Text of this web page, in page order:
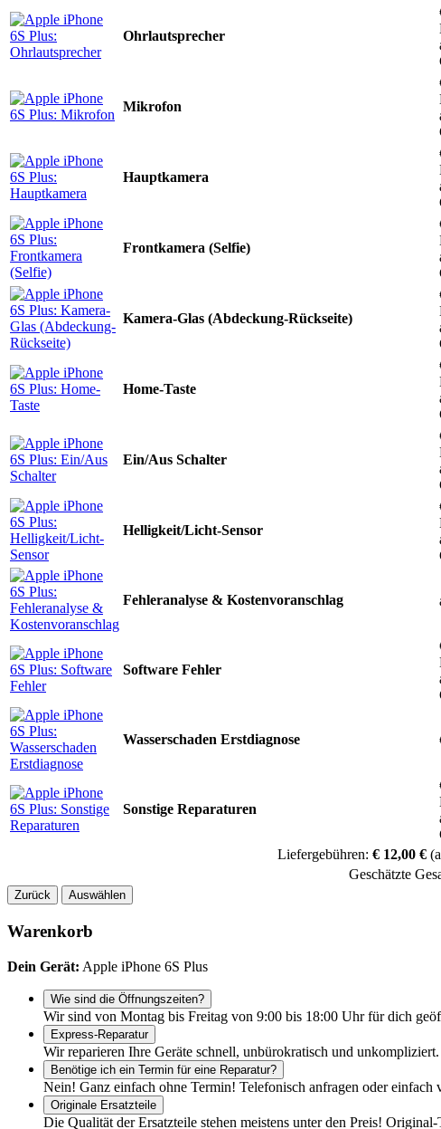
Ohrlautsprecher
Mikrofon
Hauptkamera
Frontkamera (Selfie)
Kamera-Glas (Abdeckung-Rückseite)
Home-Taste
Ein/Aus Schalter
Helligkeit/Licht-Sensor
Fehleranalyse & Kostenvoranschlag
Software Fehler
Wasserschaden Erstdiagnose
Sonstige Reparaturen
Liefergebühren: € 12,00 €
Geschätzte
Zurück Auswählen
Warenkorb
Dein Gerät: Apple iPhone 6S Plus
Wie sind die Öffnungszeiten?
Wir sind von Montag bis Freitag von 9:00 bis 18:00 Uhr für dich
Express-Reparatur
Wir reparieren Ihre Geräte schnell, unbürokratisch und
Benötige ich ein Termin für eine Reparatur?
Nein! Ganz einfach ohne Termin! Telefonisch anfragen oder
Originale Ersatzteile
Die Qualität der Ersatzteile stehen meistens unter den Preis!